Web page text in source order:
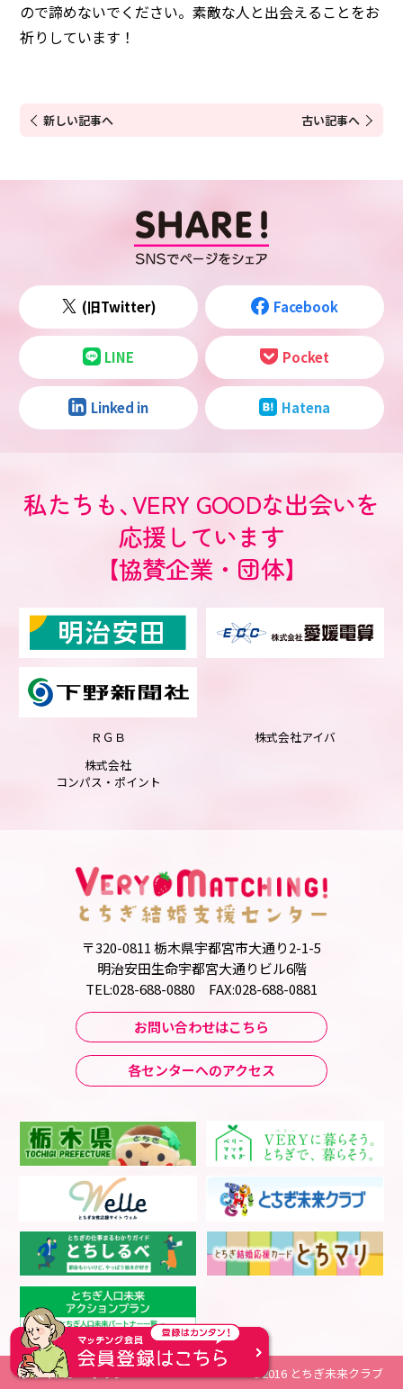
ので諦めないでください。素敵な人と出会えることをお
祈りしています！
新しい記事へ 古い記事へ
(旧Twitter) Facebook
LINE Pocket
Linked in Hatena
私たちも、VERY GOODな出会いを
応援しています
【協賛企業・団体】
ＲＧＢ
株式会社アイバ
株式会社
コンパス・ポイント
〒320-0811 栃木県宇都宮市大通り2-1-5
明治安田生命宇都宮大通りビル6階
TEL:028-688-0880 FAX:028-688-0881
お問い合わせはこちら
各センターへのアクセス
プライバシーポリシー ©2016 とちぎ未来クラブ